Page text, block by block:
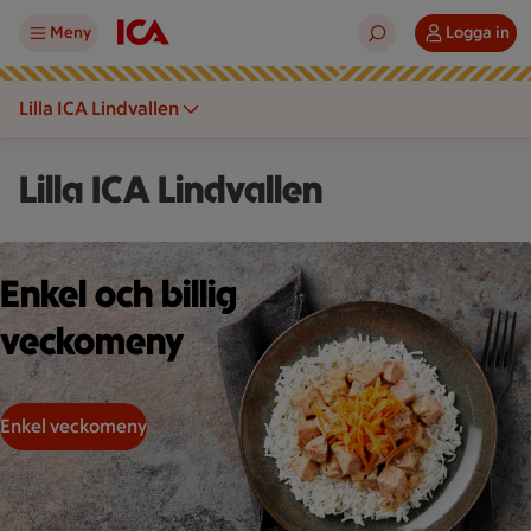
Meny Logga in
Lilla ICA Lindvallen
Lilla ICA Lindvallen
Bild på lagad mat, ris och falukorv
Enkel och billig
veckomeny
Enkel veckomeny